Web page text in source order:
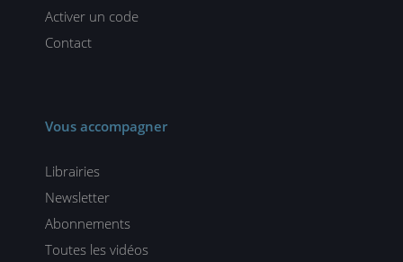
Activer un code
Contact
Vous accompagner
Librairies
Newsletter
Abonnements
Toutes les vidéos